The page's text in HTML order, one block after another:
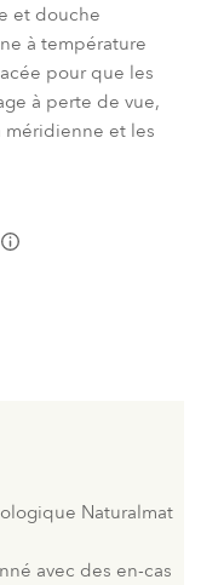
et douche
à température
pour que les
à perte de vue,
méridienne et les
Naturalmat
avec des en-cas